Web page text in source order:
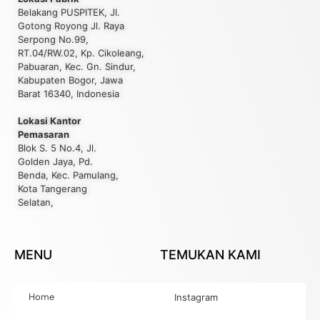
Belakang PUSPITEK, Jl.
Gotong Royong Jl. Raya
Serpong No.99,
RT.04/RW.02, Kp. Cikoleang,
Pabuaran, Kec. Gn. Sindur,
Kabupaten Bogor, Jawa
Barat 16340, Indonesia
Lokasi Kantor
Pemasaran
Blok S. 5 No.4, Jl.
Golden Jaya, Pd.
Benda, Kec. Pamulang,
Kota Tangerang
Selatan,
MENU
Home
TEMUKAN KAMI
Instagram